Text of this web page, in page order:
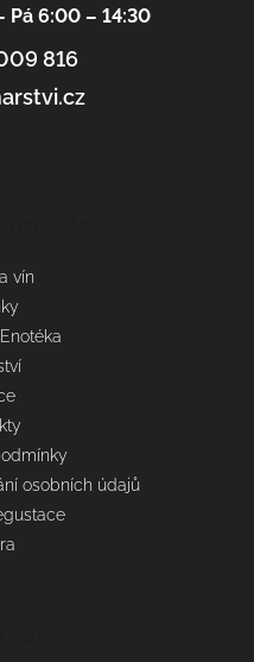
Pá 6:00 – 14:30
816
vín
osobních údajů